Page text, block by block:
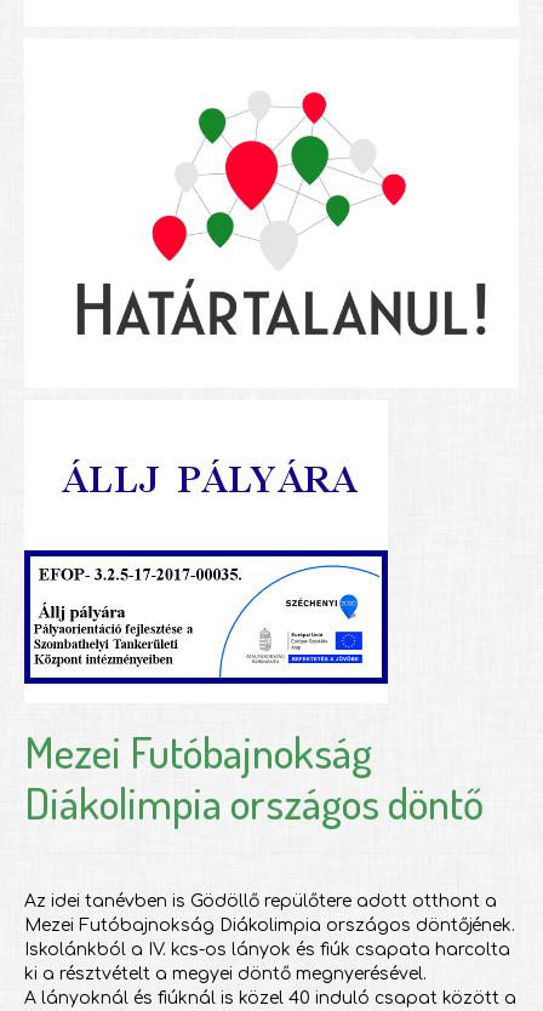
Mezei Futóbajnokság
Diákolimpia országos döntő
Az idei tanévben is Gödöllő repülőtere adott otthont a
Mezei Futóbajnokság Diákolimpia országos döntőjének.
Iskolánkból a IV. kcs-os lányok és fiúk csapata harcolta
ki a résztvételt a megyei döntő megnyerésével.
A lányoknál és fiúknál is közel 40 induló csapat között a